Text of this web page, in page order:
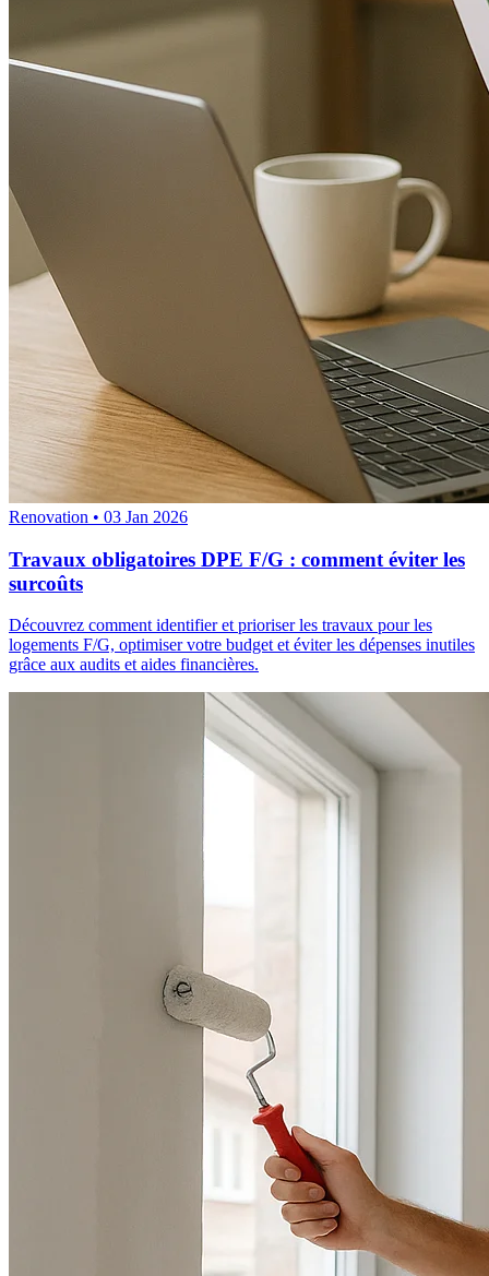
Renovation • 03 Jan 2026
Travaux obligatoires DPE F/G : comment éviter les
surcoûts
Découvrez comment identifier et prioriser les travaux pour les
logements F/G, optimiser votre budget et éviter les dépenses inutiles
grâce aux audits et aides financières.